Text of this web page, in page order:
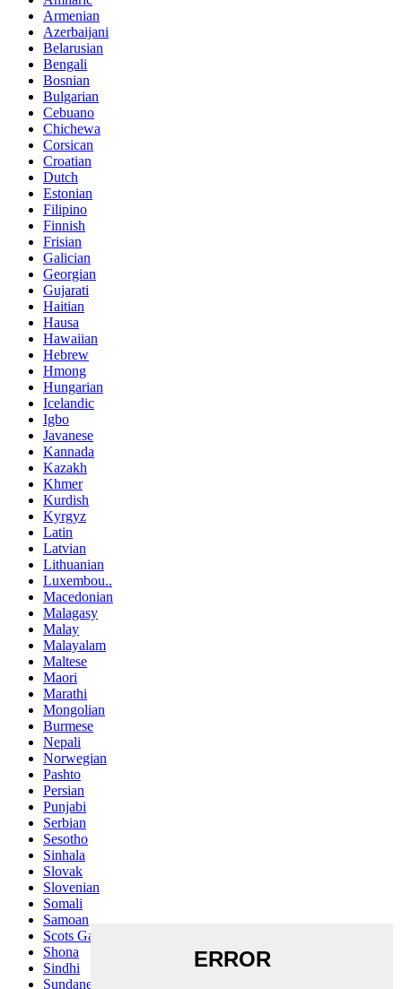
Armenian
Azerbaijani
Belarusian
Bengali
Bosnian
Bulgarian
Cebuano
Chichewa
Corsican
Croatian
Dutch
Estonian
Filipino
Finnish
Frisian
Galician
Georgian
Gujarati
Haitian
Hausa
Hawaiian
Hebrew
Hmong
Hungarian
Icelandic
Igbo
Javanese
Kannada
Kazakh
Khmer
Kurdish
Kyrgyz
Latin
Latvian
Lithuanian
Luxembou..
Macedonian
Malagasy
Malay
Malayalam
Maltese
Maori
Marathi
Mongolian
Burmese
Nepali
Norwegian
Pashto
Persian
Punjabi
Serbian
Sesotho
Sinhala
Slovak
Slovenian
Somali
Samoan
Scots Gaelic
Shona
Sindhi
Sundanese